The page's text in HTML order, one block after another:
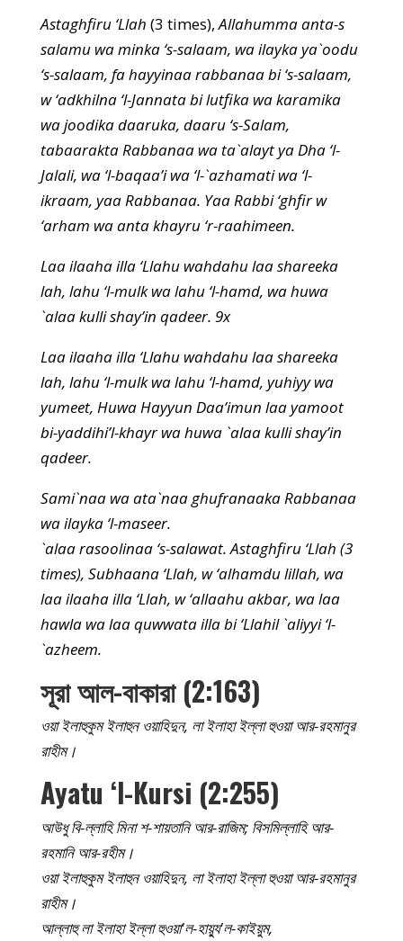
Astaghfiru ‘Llah (3 times),Allahumma anta-s
salamu wa minka ‘s-salaam, wa ilayka ya`oodu
‘s-salaam, fa hayyinaa rabbanaa bi ‘s-salaam,
w ‘adkhilna ‘l-Jannata bi lutfika wa karamika
wa joodika daaruka, daaru ‘s-Salam,
tabaarakta Rabbanaa wa ta`alayt ya Dha ‘l-
Jalali, wa ‘l-baqaa’i wa ‘l-`azhamati wa ‘l-
ikraam, yaa Rabbanaa. Yaa Rabbi ‘ghfir w
‘arham wa anta khayru ‘r-raahimeen.
Laa ilaaha illa ‘Llahu wahdahu laa shareeka
lah, lahu ‘l-mulk wa lahu ‘l-hamd, wa huwa
`alaa kulli shay’in qadeer. 9x
Laa ilaaha illa ‘Llahu wahdahu laa shareeka
lah, lahu ‘l-mulk wa lahu ‘l-hamd, yuhiyy wa
yumeet, Huwa Hayyun Daa’imun laa yamoot
bi-yaddihi’l-khayr wa huwa `alaa kulli shay’in
qadeer.
Sami`naa wa ata`naa ghufranaaka Rabbanaa
wa ilayka ‘l-maseer.
`alaa rasoolinaa ‘s-salawat. Astaghfiru ‘Llah (3
times), Subhaana ‘Llah, w ‘alhamdu lillah, wa
laa ilaaha illa ‘Llah, w ‘allaahu akbar, wa laa
hawla wa laa quwwata illa bi ‘Llahil `aliyyi ‘l-
`azheem.
সূরা আল-বাকারা (2:163)
ওয়া ইলাহুকুম ইলাহুন ওয়াহিদুন, লা ইলাহা ইল্লা হুওয়া আর-রহমানুর
রাহীম।
Ayatu ‘l-Kursi (2:255)
আউধু বি-ল্লাহি মিনা শ-শায়তানি আর-রাজিম; বিসমিল্লাহি আর-
রহমানি আর-রহীম।
ওয়া ইলাহুকুম ইলাহুন ওয়াহিদুন, লা ইলাহা ইল্লা হুওয়া আর-রহমানুর
রাহীম।
আল্লাহু লা ইলাহা ইল্লা হুওয়া'ল-হায়্যু'ল-কাইয়ুম,